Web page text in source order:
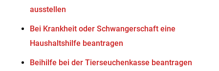
ausstellen
Bei Krankheit oder Schwangerschaft eine
Haushaltshilfe beantragen
Beihilfe bei der Tierseuchenkasse beantragen